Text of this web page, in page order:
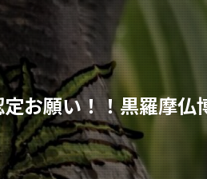
お願い！！黒羅摩仏